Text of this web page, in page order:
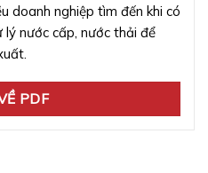
doanh nghiệp tìm đến khi có
nước cấp, nước thải để
PDF